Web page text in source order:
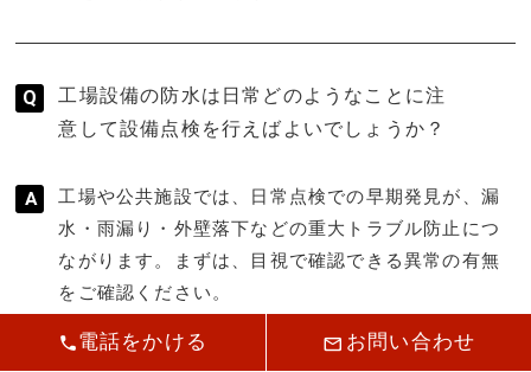
工場設備の防水は日常どのようなことに注
意して設備点検を行えばよいでしょうか？
工場や公共施設では、日常点検での早期発見が、漏
水・雨漏り・外壁落下などの重大トラブル防止につ
ながります。まずは、目視で確認できる異常の有無
をご確認ください。
【主なチェック項目】
電話をかける お問い合わせ